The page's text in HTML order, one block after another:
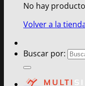
No hay
Volver a la
Buscar por: